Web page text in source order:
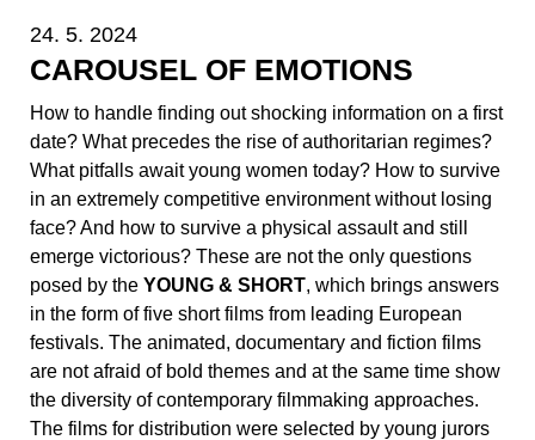
24. 5. 2024
CAROUSEL OF EMOTIONS
How to handle finding out shocking information on a first
date? What precedes the rise of authoritarian regimes?
What pitfalls await young women today? How to survive
in an extremely competitive environment without losing
face? And how to survive a physical assault and still
emerge victorious? These are not the only questions
posed by the YOUNG & SHORT, which brings answers
in the form of five short films from leading European
festivals. The animated, documentary and fiction films
are not afraid of bold themes and at the same time show
the diversity of contemporary filmmaking approaches.
The films for distribution were selected by young jurors